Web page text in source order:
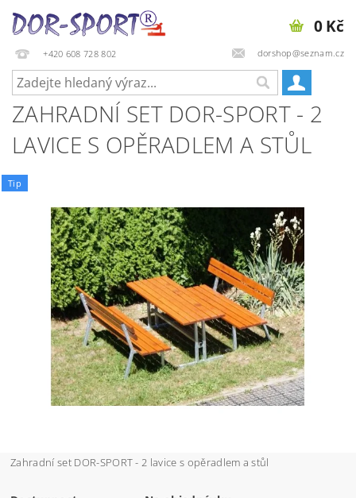
+420 608 728 802 dorshop@seznam.cz
0 Kč
ZAHRADNÍ SET DOR-SPORT - 2
LAVICE S OPĚRADLEM A STŮL
Tip
Zahradní set DOR-SPORT - 2 lavice s opěradlem a stůl